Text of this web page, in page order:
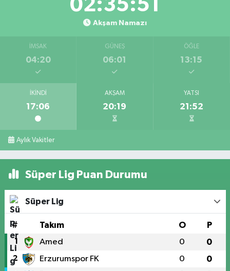
02:35:51
Akşam Namazı
İMSAK
04:20
GÜNEŞ
06:01
ÖĞLE
13:15
İKINDI
17:06
AKŞAM
20:19
YATSI
21:52
Aylık Vakitler
Süper Lig Puan Durumu
Süper Lig
# Takım O P
1 Amed 0 0
2 Erzurumspor FK 0 0